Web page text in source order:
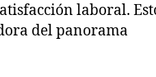
laboral.
del panorama